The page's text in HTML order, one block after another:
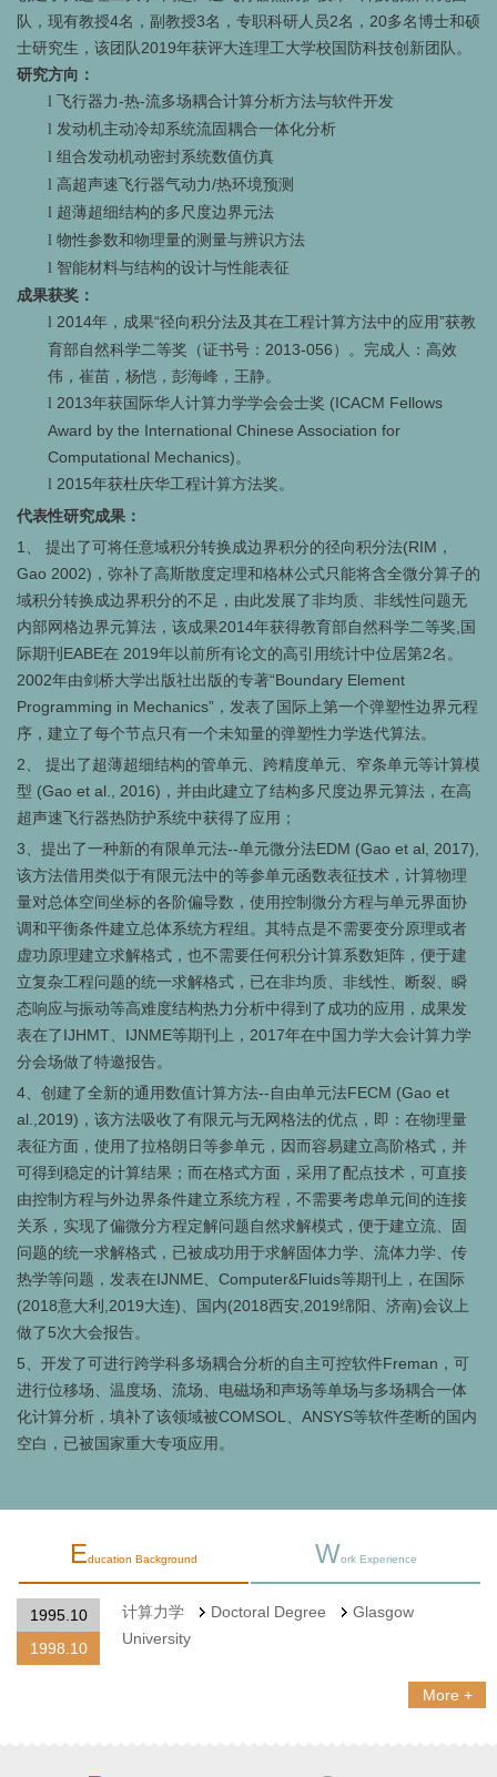
队，现有教授4名，副教授3名，专职科研人员2名，20多名博士和硕
士研究生，该团队2019年获评大连理工大学校国防科技创新团队。
研究方向：
l 飞行器力-热-流多场耦合计算分析方法与软件开发
l 发动机主动冷却系统流固耦合一体化分析
l 组合发动机动密封系统数值仿真
l 高超声速飞行器气动力/热环境预测
l 超薄超细结构的多尺度边界元法
l 物性参数和物理量的测量与辨识方法
l 智能材料与结构的设计与性能表征
成果获奖：
l 2014年，成果“径向积分法及其在工程计算方法中的应用”获教
育部自然科学二等奖（证书号：2013-056）。完成人：高效
伟，崔苗，杨恺，彭海峰，王静。
l 2013年获国际华人计算力学学会会士奖 (ICACM Fellows
Award by the International Chinese Association for
Computational Mechanics)。
l 2015年获杜庆华工程计算方法奖。
代表性研究成果：
1、 提出了可将任意域积分转换成边界积分的径向积分法(RIM，
Gao 2002)，弥补了高斯散度定理和格林公式只能将含全微分算子的
域积分转换成边界积分的不足，由此发展了非均质、非线性问题无
内部网格边界元算法，该成果2014年获得教育部自然科学二等奖,国
际期刊EABE在 2019年以前所有论文的高引用统计中位居第2名。
2002年由剑桥大学出版社出版的专著“Boundary Element
Programming in Mechanics”，发表了国际上第一个弹塑性边界元程
序，建立了每个节点只有一个未知量的弹塑性力学迭代算法。
2、 提出了超薄超细结构的管单元、跨精度单元、窄条单元等计算模
型 (Gao et al., 2016)，并由此建立了结构多尺度边界元算法，在高
超声速飞行器热防护系统中获得了应用；
3 、提出了一种新的有限单元法--单元微分法EDM (Gao et al, 2017),
该方法借用类似于有限元法中的等参单元函数表征技术，计算物理
量对总体空间坐标的各阶偏导数，使用控制微分方程与单元界面协
调和平衡条件建立总体系统方程组。其特点是不需要变分原理或者
虚功原理建立求解格式，也不需要任何积分计算系数矩阵，便于建
立复杂工程问题的统一求解格式，已在非均质、非线性、断裂、瞬
态响应与振动等高难度结构热力分析中得到了成功的应用，成果发
表在了IJHMT、IJNME等期刊上，2017年在中国力学大会计算力学
分会场做了特邀报告。
4 、创建了全新的通用数值计算方法--自由单元法FECM (Gao et
al.,2019)，该方法吸收了有限元与无网格法的优点，即：在物理量
表征方面，使用了拉格朗日等参单元，因而容易建立高阶格式，并
可得到稳定的计算结果；而在格式方面，采用了配点技术，可直接
由控制方程与外边界条件建立系统方程，不需要考虑单元间的连接
关系，实现了偏微分方程定解问题自然求解模式，便于建立流、固
问题的统一求解格式，已被成功用于求解固体力学、流体力学、传
热学等问题，发表在IJNME、Computer&Fluids等期刊上，在国际
(2018意大利,2019大连)、国内(2018西安,2019绵阳、济南)会议上
做了5次大会报告。
5 、开发了可进行跨学科多场耦合分析的自主可控软件Freman，可
进行位移场、温度场、流场、电磁场和声场等单场与多场耦合一体
化计算分析，填补了该领域被COMSOL、ANSYS等软件垄断的国内
空白，已被国家重大专项应用。
Education Background Work Experience
1995.10
1998.10
计算力学 Doctoral Degree
Glasgow
University
More +